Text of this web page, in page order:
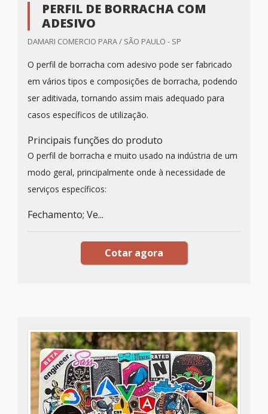
PERFIL DE BORRACHA COM
ADESIVO
DAMARI COMERCIO PARA / SÃO PAULO - SP
O perfil de borracha com adesivo pode ser fabricado
em vários tipos e composições de borracha, podendo
ser aditivada, tornando assim mais adequado para
casos específicos de utilização.
Principais funções do produto
O perfil de borracha e muito usado na indústria de um
modo geral, principalmente onde à necessidade de
serviços específicos:
Fechamento; Ve...
Cotar agora